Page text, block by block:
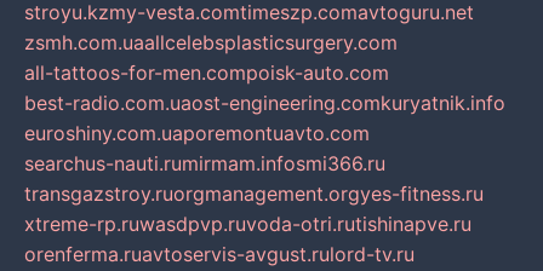
stroyu.kzmy-vesta.comtimeszp.comavtoguru.net
zsmh.com.uaallcelebsplasticsurgery.com
all-tattoos-for-men.compoisk-auto.com
best-radio.com.uaost-engineering.comkuryatnik.info
euroshiny.com.uaporemontuavto.com
searchus-nauti.rumirmam.infosmi366.ru
transgazstroy.ruorgmanagement.orgyes-fitness.ru
xtreme-rp.ruwasdpvp.ruvoda-otri.rutishinapve.ru
orenferma.ruavtoservis-avgust.rulord-tv.ru